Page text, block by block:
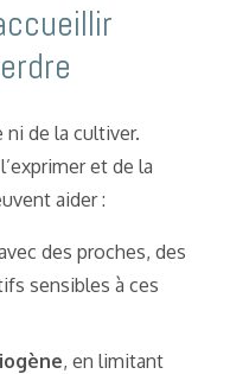
ni de la cultiver.
et de la
aider :
des proches, des
sensibles à ces
, en limitant